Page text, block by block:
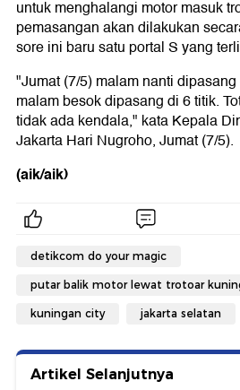
untuk menghalangi motor masuk
pemasangan akan dilakukan
sore ini baru satu portal S yang
"Jumat (7/5) malam nanti
malam besok dipasang di 6 titik.
tidak ada kendala," kata Kepala
Jakarta Hari Nugroho, Jumat (7/5).
(aik/aik)
detikcom do your magic
putar balik motor lewat trotoar
kuningan city jakarta selatan
Artikel Selanjutnya